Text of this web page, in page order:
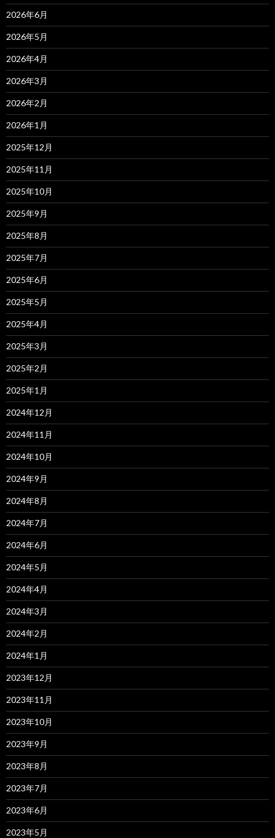
2026年6月
2026年5月
2026年4月
2026年3月
2026年2月
2026年1月
2025年12月
2025年11月
2025年10月
2025年9月
2025年8月
2025年7月
2025年6月
2025年5月
2025年4月
2025年3月
2025年2月
2025年1月
2024年12月
2024年11月
2024年10月
2024年9月
2024年8月
2024年7月
2024年6月
2024年5月
2024年4月
2024年3月
2024年2月
2024年1月
2023年12月
2023年11月
2023年10月
2023年9月
2023年8月
2023年7月
2023年6月
2023年5月